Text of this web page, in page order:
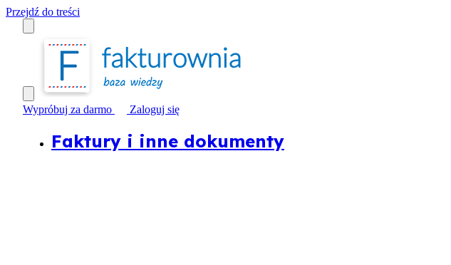
Przejdź do treści
Wypróbuj za darmo Zaloguj się
Faktury i inne dokumenty